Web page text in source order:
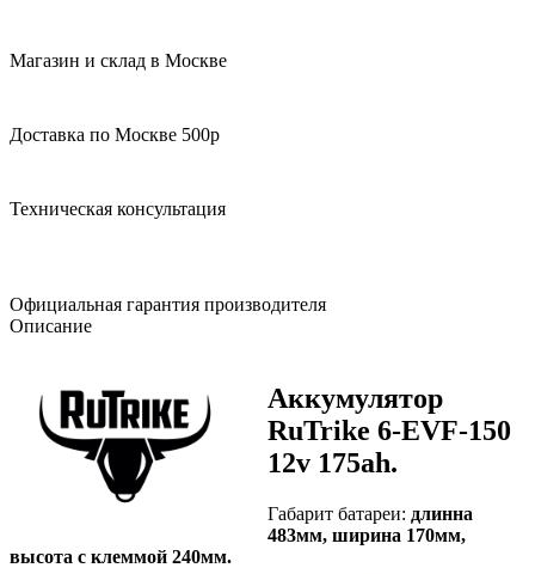
Магазин и склад в Москве
Доставка по Москве 500р
Техническая консультация
Официальная гарантия производителя
Описание
Аккумулятор
RuTrike 6-EVF-150
12v 175ah.
Габарит батареи: длинна
483мм, ширина 170мм,
высота с клеммой 240мм.